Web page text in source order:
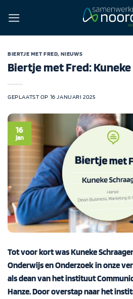
naar
BIERTJE MET FRED, NIEUWS
Biertje met Fred:
GEPLAATST OP 16 JANUARI 2025
16
jan
Tot voor kort was Kuneke
Onderwijs en Onderzoek in onze
als dean van het instituut
Hanze. Door overstap naar het